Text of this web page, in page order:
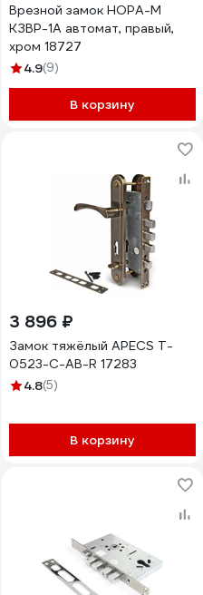
Врезной замок НОРА-М
КЗВР-1А автомат, правый,
хром 18727
4.9(9)
В корзину
3 896 ₽
Замок тяжёлый APECS T-
0523-C-AB-R 17283
4.8(5)
В корзину